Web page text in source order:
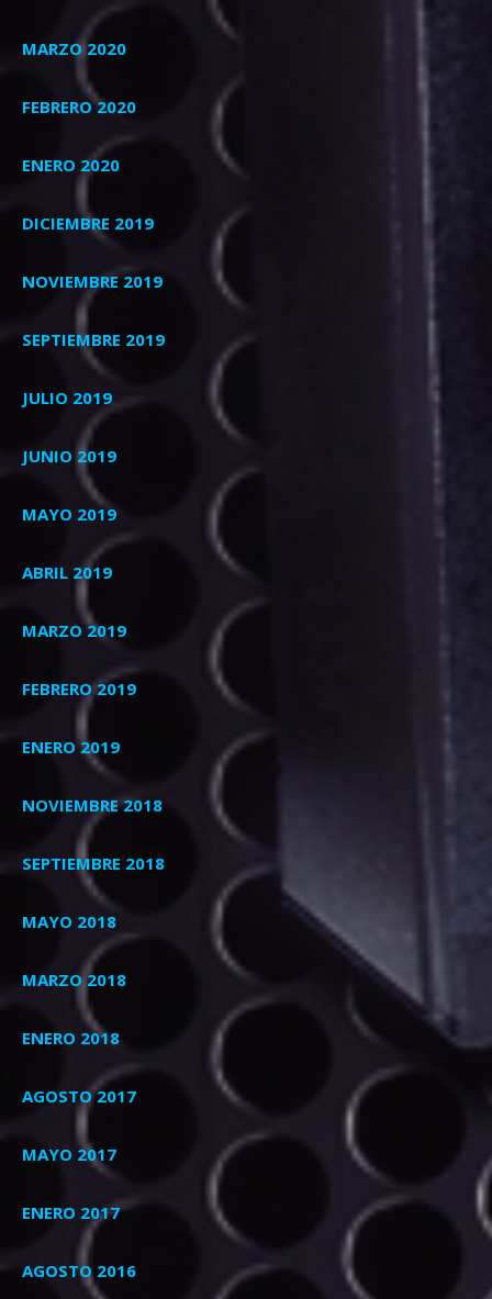
MARZO 2020
FEBRERO 2020
ENERO 2020
DICIEMBRE 2019
NOVIEMBRE 2019
SEPTIEMBRE 2019
JULIO 2019
JUNIO 2019
MAYO 2019
ABRIL 2019
MARZO 2019
FEBRERO 2019
ENERO 2019
NOVIEMBRE 2018
SEPTIEMBRE 2018
MAYO 2018
MARZO 2018
ENERO 2018
AGOSTO 2017
MAYO 2017
ENERO 2017
AGOSTO 2016